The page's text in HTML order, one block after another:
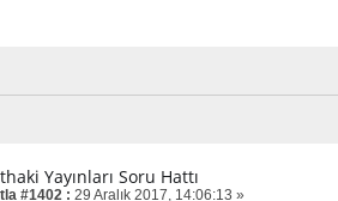
Yayınları Soru Hattı
#1402 : 29 Aralık 2017, 14:06:13 »